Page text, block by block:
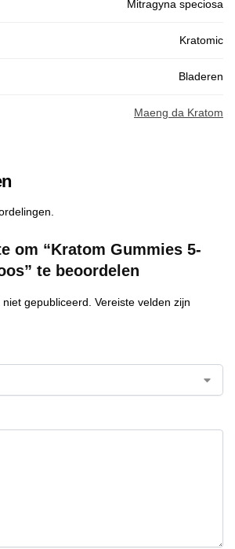
Mitragyna speciosa
Kratomic
Bladeren
Maeng da Kratom
om “Kratom Gummies 5-
te beoordelen
gepubliceerd. Vereiste velden zijn